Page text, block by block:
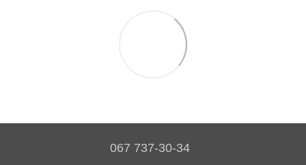
067 737-30-34